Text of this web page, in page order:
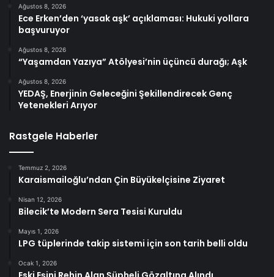
Ağustos 8, 2026
Ece Erken’den ‘yasak aşk’ açıklaması: Hukuki yollara
başvuruyor
Ağustos 8, 2026
“Yaşamdan Yazıya” Atölyesi’nin üçüncü durağı; Aşk
Ağustos 8, 2026
YEDAŞ, Enerjinin Geleceğini Şekillendirecek Genç
Yetenekleri Arıyor
Rastgele Haberler
Temmuz 2, 2026
Karaismailoğlu’ndan Çin Büyükelçisine Ziyaret
Nisan 12, 2026
Bilecik’te Modern Sera Tesisi Kuruldu
Mayıs 1, 2026
LPG tüplerinde takip sistemi için son tarih belli oldu
Ocak 1, 2026